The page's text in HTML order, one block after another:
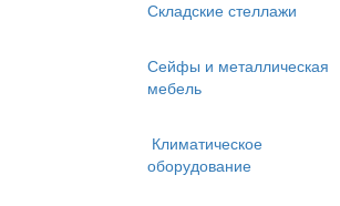
Складские стеллажи
Сейфы и металлическая
мебель
Климатическое
оборудование